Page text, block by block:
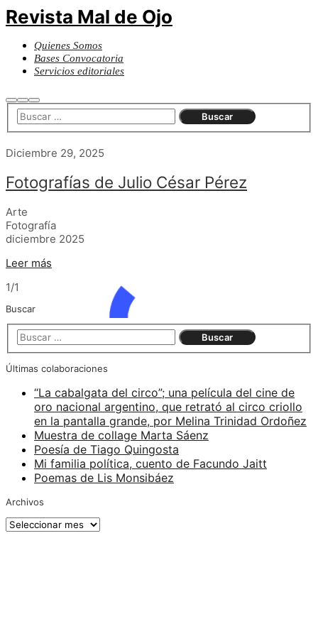
Revista Mal de Ojo
Quienes Somos
Bases Convocatoria
Servicios editoriales
Buscar
Más
información
Menú
principal
Diciembre 29, 2025
Fotografías de Julio César Pérez
Arte
Fotografía
diciembre 2025
Leer más
1/1
Buscar
Últimas colaboraciones
“La cabalgata del circo”; una película del cine de
oro nacional argentino, que retrató al circo criollo
en la pantalla grande, por Melina Trinidad Ordoñez
Muestra de collage Marta Sáenz
Poesía de Tiago Quingosta
Mi familia política, cuento de Facundo Jaitt
Poemas de Lis Monsibáez
Archivos
Archivos